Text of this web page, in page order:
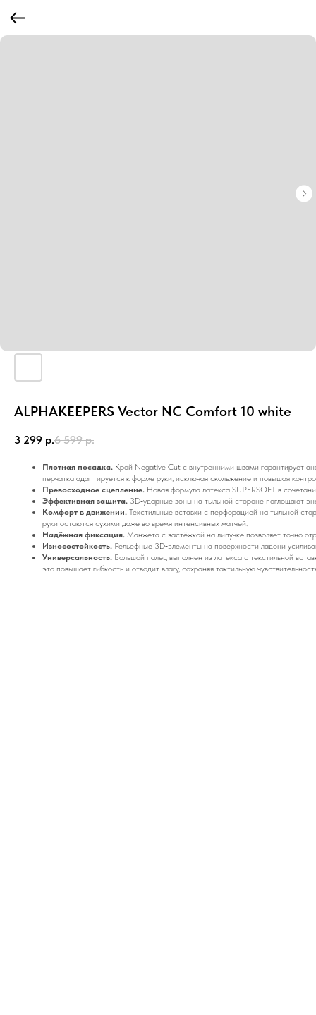
ALPHAKEEPERS Vector NC Comfort 10 white
3 299 р.6 599 р.
Плотная посадка. Крой Negative Cut с внутренними швами гарантирует
перчатка адаптируется к форме руки, исключая скольжение и повышая
Превосходное сцепление. Новая формула латекса SUPERSOFT в
Эффективная защита. 3D‑ударные зоны на тыльной стороне поглощают
Комфорт в движении. Текстильные вставки с перфорацией на тыльной
руки остаются сухими даже во время интенсивных матчей.
Надёжная фиксация. Манжета с застёжкой на липучке позволяет точно
Износостойкость. Рельефные 3D‑элементы на поверхности ладони
Универсальность. Большой палец выполнен из латекса с текстильной
это повышает гибкость и отводит влагу, сохраняя тактильную